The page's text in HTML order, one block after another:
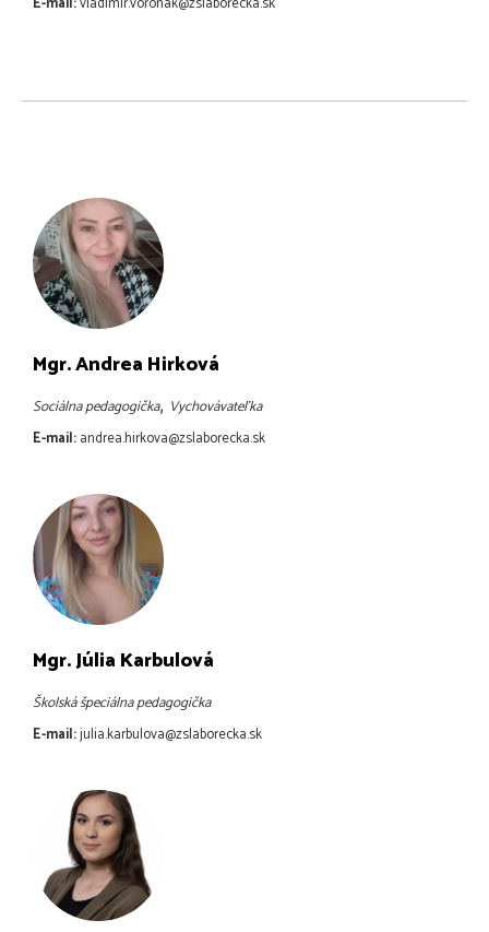
Mgr. Andrea Hirková
Sociálna pedagogička, Vychovávateľka
E-mail:andrea.hirkova@zslaborecka.sk
Mgr. Júlia Karbulová
Školská špeciálna pedagogička
E-mail:julia.karbulova@zslaborecka.sk